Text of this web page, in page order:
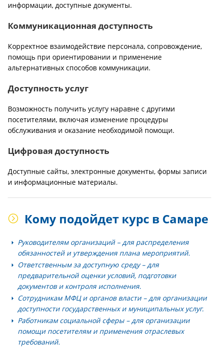
информации, доступные документы.
Коммуникационная доступность
Корректное взаимодействие персонала, сопровождение,
помощь при ориентировании и применение
альтернативных способов коммуникации.
Доступность услуг
Возможность получить услугу наравне с другими
посетителями, включая изменение процедуры
обслуживания и оказание необходимой помощи.
Цифровая доступность
Доступные сайты, электронные документы, формы записи
и информационные материалы.
Кому подойдет курс в Самаре
Руководителям организаций– для распределения
обязанностей и утверждения плана мероприятий.
Ответственным за доступную среду– для
предварительной оценки условий, подготовки
документов и контроля исполнения.
Сотрудникам МФЦ и органов власти– для организации
доступности государственных и муниципальных услуг.
Работникам социальной сферы– для организации
помощи посетителям и применения отраслевых
требований.